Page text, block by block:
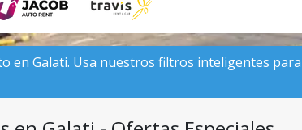
en Galati. Usa nuestros filtros inteligentes